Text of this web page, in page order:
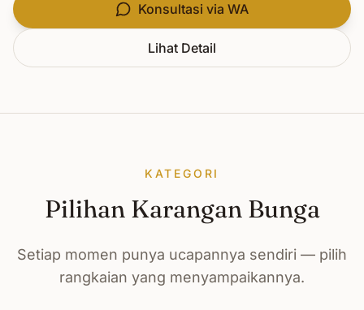
Konsultasi via WA
Lihat Detail
KATEGORI
Pilihan Karangan Bunga
Setiap momen punya ucapannya sendiri — pilih
rangkaian yang menyampaikannya.